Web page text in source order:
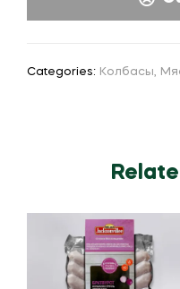
Categories: Колбасы,